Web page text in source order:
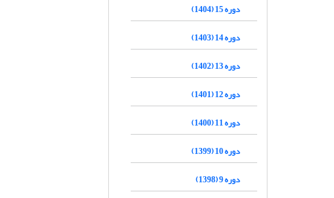
دوره 15 (1404)
دوره 14 (1403)
دوره 13 (1402)
دوره 12 (1401)
دوره 11 (1400)
دوره 10 (1399)
دوره 9 (1398)